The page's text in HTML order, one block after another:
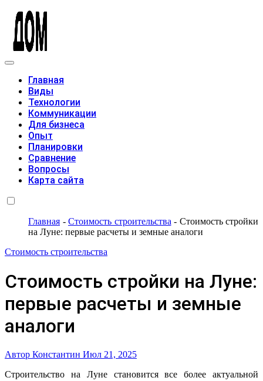
Главная
Виды
Технологии
Коммуникации
Для бизнеса
Опыт
Планировки
Сравнение
Вопросы
Карта сайта
Главная - Стоимость строительства - Стоимость стройки
на Луне: первые расчеты и земные аналоги
Стоимость строительства
Стоимость стройки на Луне:
первые расчеты и земные
аналоги
Автор Константин Июл 21, 2025
Строительство на Луне становится все более актуальной